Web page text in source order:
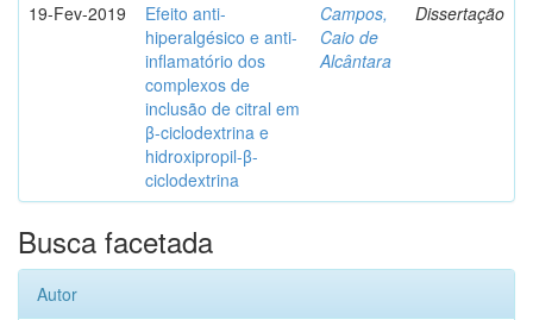
19-Fev-2019
Efeito anti-
hiperalgésico e anti-
inflamatório dos
complexos de
inclusão de citral em
β-ciclodextrina e
hidroxipropil-β-
ciclodextrina
Campos,
Caio de
Alcântara
Dissertação
Busca facetada
Autor